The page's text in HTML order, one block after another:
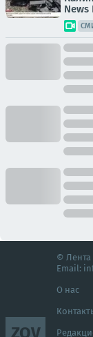
News
ZOV
© Лента
Email:
О нас